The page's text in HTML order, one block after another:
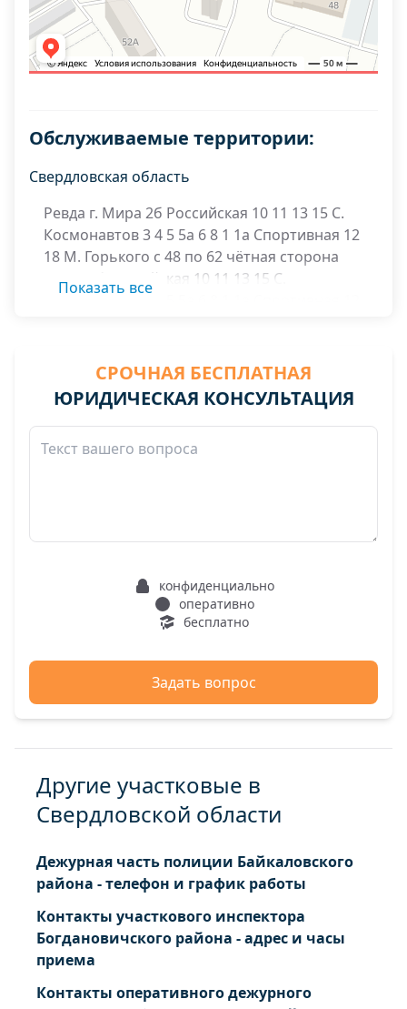
Обслуживаемые территории:
Свердловская область
Ревда г. Мира 2б Российская 10 11 13 15 С.
Космонавтов 3 4 5 5а 6 8 1 1а Спортивная 12
18 М. Горького с 48 по 62 чётная сторона
Мира 2б Российская 10 11 13 15 С.
медучилище больничный городок
коллективные сады СУМЗ – 4 «Заря – 2» ОЦМ –
3 «Ветеран» «Заречный» ГСК «Стаечный»
частично расположенные с левой стороны по
дороге на пос. Гусевка
Показать все
СРОЧНАЯ БЕСПЛАТНАЯ
ЮРИДИЧЕСКАЯ КОНСУЛЬТАЦИЯ
конфиденциально
оперативно
бесплатно
Задать вопрос
Другие участковые в
Свердловской области
Дежурная часть полиции Байкаловского
района - телефон и график работы
Контакты участкового инспектора
Богдановичского района - адрес и часы
приема
Контакты оперативного дежурного